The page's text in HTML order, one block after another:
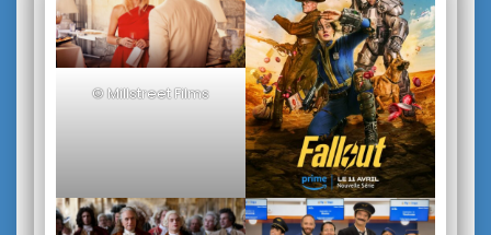
© Millstreet Films